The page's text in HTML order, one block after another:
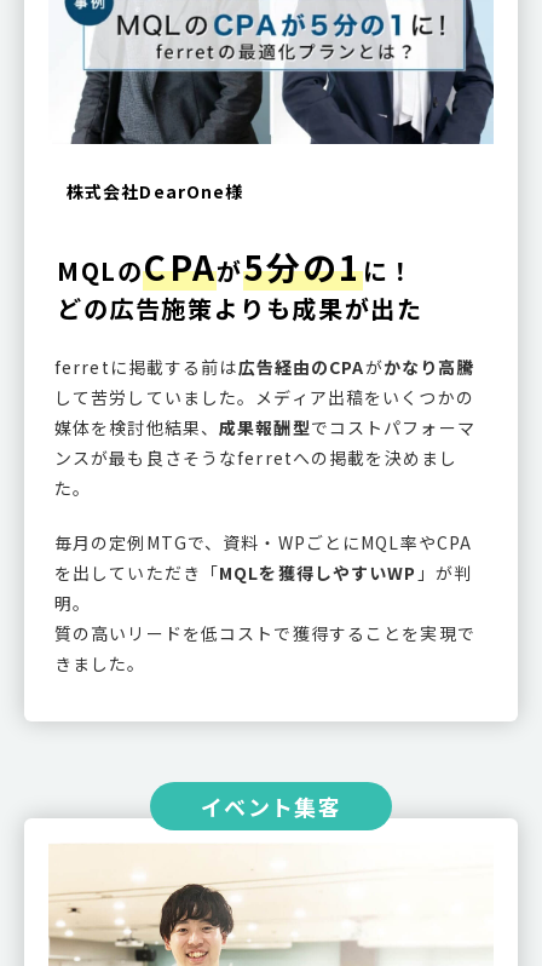
株式会社DearOne様
MQLのCPAが5分の1に！
どの広告施策よりも成果が出た
ferretに掲載する前は広告経由のCPAがかなり高騰
して苦労していました。メディア出稿をいくつかの
媒体を検討他結果、成果報酬型でコストパフォーマ
ンスが最も良さそうなferretへの掲載を決めまし
た。
毎月の定例MTGで、資料・WPごとにMQL率やCPA
を出していただき「MQLを獲得しやすいWP 」が判
明。
質の高いリードを低コストで獲得することを実現で
きました。
イベント集客